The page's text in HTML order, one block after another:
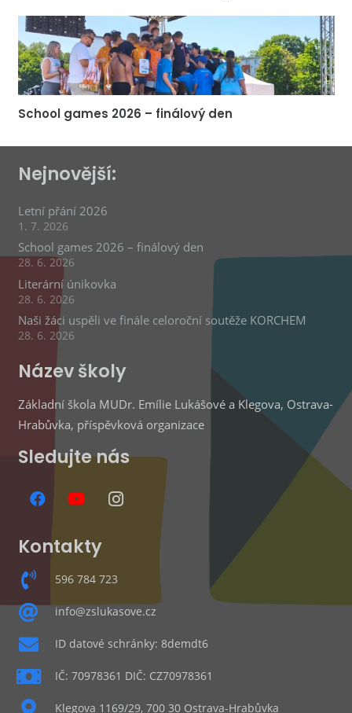
School games 2026 – finálový den
Nejnovější:
Letní přání 2026
1. 7. 2026
School games 2026 – finálový den
28. 6. 2026
Literární únikovka
28. 6. 2026
Naši žáci uspěli ve finále celoroční soutěže KORCHEM
28. 6. 2026
Název školy
Základní škola MUDr. Emílie Lukášové a Klegova, Ostrava-
Hrabůvka, příspěvková organizace
Sledujte nás
Kontakty
596 784 723
info@zslukasove.cz
ID datové schránky: 8demdt6
IČ: 70978361 DIČ: CZ70978361
Klegova 1169/29, 700 30 Ostrava-Hrabůvka